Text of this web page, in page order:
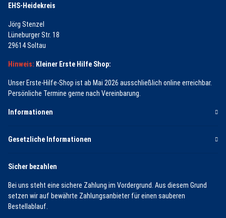
EHS-Heidekreis
Jörg Stenzel
Lüneburger Str. 18
29614 Soltau
Hinweis: Kleiner Erste Hilfe Shop:
Unser Erste-Hilfe-Shop ist ab Mai 2026 ausschließlich online erreichbar.
Persönliche Termine gerne nach Vereinbarung.
Informationen
Gesetzliche Informationen
Sicher bezahlen
Bei uns steht eine sichere Zahlung im Vordergrund. Aus diesem Grund
setzen wir auf bewährte Zahlungsanbieter für einen sauberen
Bestellablauf.